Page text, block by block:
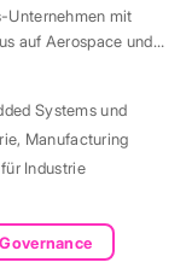
Unternehmen mit
auf Aerospace und
Systems und
, Manufacturing
Industrie